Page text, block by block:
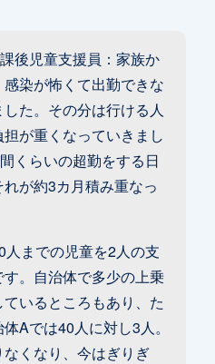
後児童支援員：家族か
染が怖くて出勤できな
た。その分は行ける人
が重くなっていきまし
くらいの超勤をする日
が約3カ月積み重なっ
までの児童を2人の支
。自治体で多少の上乗
いるところもあり、た
Aでは40人に対し3人。
くなり、今はぎりぎ